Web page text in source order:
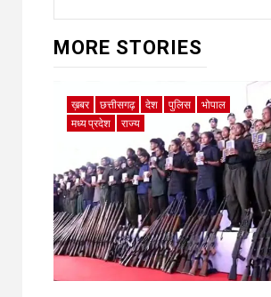
MORE STORIES
ख़बर छत्तीसगढ़ देश पुलिस
भोपाल
मध्य प्रदेश
राज्य